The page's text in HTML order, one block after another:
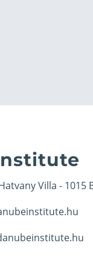
Villa - 1015